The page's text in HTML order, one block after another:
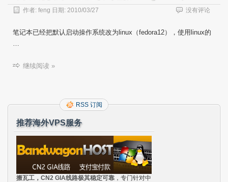
作者: feng 日期: 2010/03/27 没有评论
笔记本已经把默认启动操作系统改为linux（fedora12），使用linux的
…
继续阅读 »
RSS 订阅
推荐海外VPS服务
搬瓦工，CN2 GIA线路极其稳定可靠 ，专门针对中